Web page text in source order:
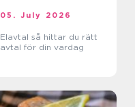
05. July 2026
Elavtal så hittar du rätt
avtal för din vardag